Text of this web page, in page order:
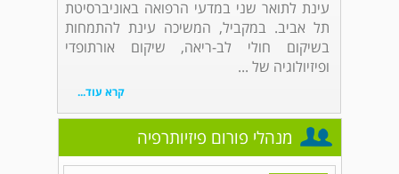
עינת לתואר שני במדעי הרפואה באוניברסיטת
תל אביב. במקביל, המשיכה עינת להתמחות
בשיקום חולי לב-ריאה, שיקום אורתופדי
ופיזיולוגיה של ...
קרא עוד...
מנהלי פורום פיזיותרפיה